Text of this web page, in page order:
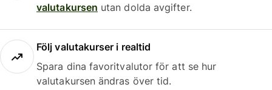
valutakursen utan dolda avgifter.
Följ valutakurser i realtid
Spara dina favoritvalutor för att se hur
valutakursen ändras över tid.